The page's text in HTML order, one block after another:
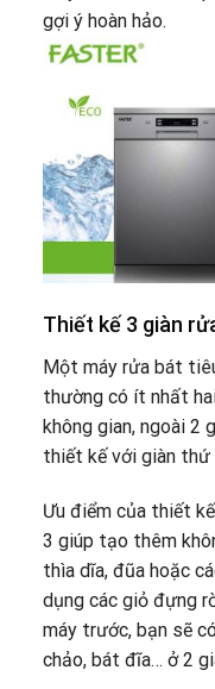
gợi ý hoàn hảo.
Thiết kế 3 giàn
Một máy rửa bát
thường có ít nhất
không gian, ngoài 2
thiết kế với giàn thứ
Ưu điểm của thiết kế
3 giúp tạo thêm
thìa dĩa, đũa hoặc
dụng các giỏ đựng
máy trước, bạn sẽ
chảo, bát đĩa… ở 2